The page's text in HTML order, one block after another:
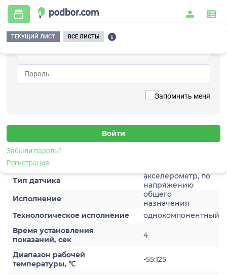
Запомнить меня
Забыли пароль?
Регистрация
ТЕКУЩИЙ ЛИСТ ВСЕ ЛИСТЫ
Главная / Контрольно-измерительные приборы и автоматика / Датчики /
Виброускорения / 1V103TB-2
Датчик виброускорения
Характеристики
Тип датчика
акселерометр, по
напряжению
Исполнение
общего
назначения
Технологическое исполнение
однокомпонентный
Время установления
показаний, сек
4
Диапазон рабочей
температуры, ℃
-55:125